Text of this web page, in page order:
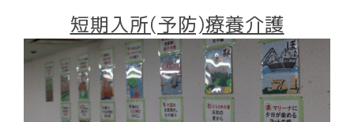
短期入所(予防)療養介護